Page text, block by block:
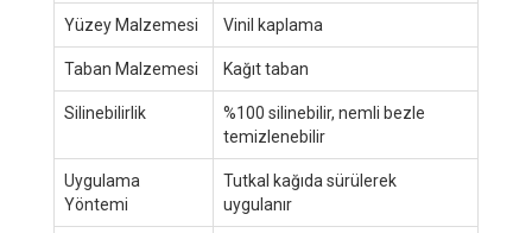
Yüzey Malzemesi Vinil kaplama
Taban Malzemesi Kağıt taban
Silinebilirlik
%100 silinebilir, nemli bezle
temizlenebilir
Uygulama
Yöntemi
Tutkal kağıda sürülerek
uygulanır